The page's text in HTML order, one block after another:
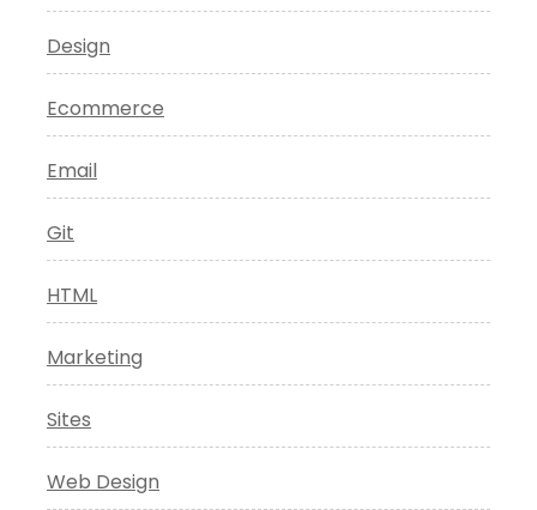
Design
Ecommerce
Email
Git
HTML
Marketing
Sites
Web Design